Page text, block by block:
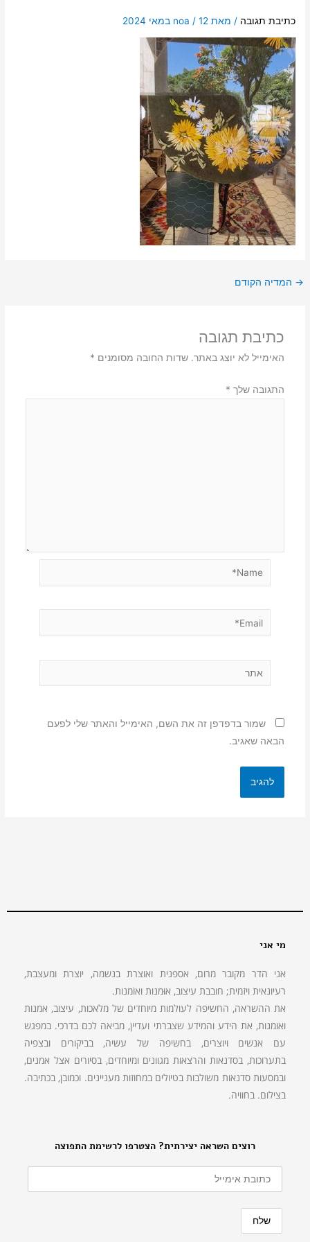
כתיבת תגובה / מאת noa / 12 במאי 2024
→ המדיה הקודם
כתיבת תגובה
האימייל לא יוצג באתר. שדות החובה מסומנים *
התגובה שלך *
Email*
שמור בדפדפן זה את השם, האימייל והאתר שלי לפעם
הבאה שאגיב.
רוצים השראה יצירתית? הצטרפו לרשימת התפוצה
מי אני
אני הדר מקובר מרום, אספנית ואוצרת בנשמה, יוצרת ומעצבת,
רעיונאית ויזמית; חובבת עיצוב, אוּמנות ואוֹמנות.
את ההשראה, החשיפה לעולמות מיוחדים של מלאכות, עיצוב, אמנות
ואומנות, את הידע והמידע שצברתי ועדיין, מביאה לכם בדרכי. במפגש
עם אנשים ויוצרים, בחשיפה של עשיה, בביקורים ובצפיה
בתערוכות, בסדנאות והרצאות מגוונים ומיוחדים, בסיורים אצל אמנים,
ובמסעות סדנאות משולבות בטיולים במחוזות מעניינים. וכמובן, בכתיבה.
בצילום. בחוויה.